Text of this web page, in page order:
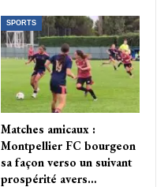
SPORTS
Matches amicaux :
Montpellier FC bourgeon
sa façon verso un suivant
prospérité avers…